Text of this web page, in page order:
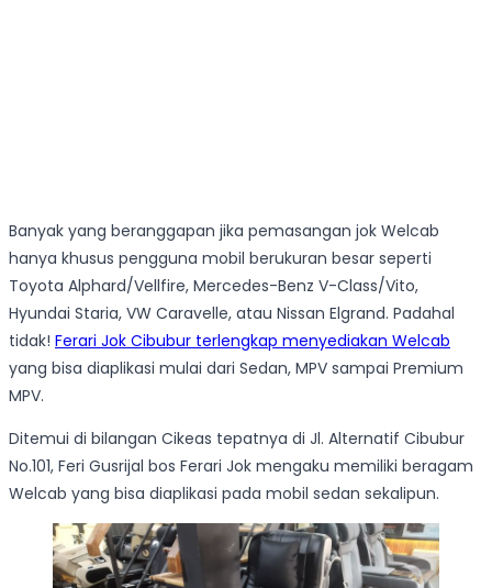
Banyak yang beranggapan jika pemasangan jok Welcab
hanya khusus pengguna mobil berukuran besar seperti
Toyota Alphard/Vellfire, Mercedes-Benz V-Class/Vito,
Hyundai Staria, VW Caravelle, atau Nissan Elgrand. Padahal
tidak! Ferari Jok Cibubur terlengkap menyediakan Welcab
yang bisa diaplikasi mulai dari Sedan, MPV sampai Premium
MPV.
Ditemui di bilangan Cikeas tepatnya di Jl. Alternatif Cibubur
No.101, Feri Gusrijal bos Ferari Jok mengaku memiliki beragam
Welcab yang bisa diaplikasi pada mobil sedan sekalipun.